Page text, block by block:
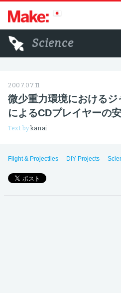
Science
2007.07.11
微少重力環境における
によるCDプレイヤーの
Text bykanai
Flight & Projectiles DIY Projects